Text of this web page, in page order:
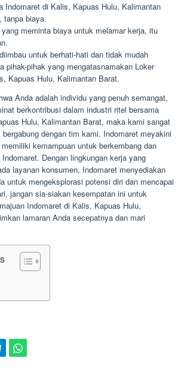
Indomaret di Kalis, Kapuas Hulu, Kalimantan
tanpa biaya.
meminta biaya untuk melamar kerja, itu
untuk berhati-hati dan tidak mudah
pihak-pihak yang mengatasnamakan Loker
Kapuas Hulu, Kalimantan Barat.
Anda adalah individu yang penuh semangat,
berkontribusi dalam industri ritel bersama
Hulu, Kalimantan Barat, maka kami sangat
dengan tim kami. Indomaret meyakini
kemampuan untuk berkembang dan
Dengan lingkungan kerja yang
layanan konsumen, Indomaret menyediakan
untuk mengeksplorasi potensi diri dan mencapai
jangan sia-siakan kesempatan ini untuk
Indomaret di Kalis, Kapuas Hulu,
lamaran Anda secepatnya dan mari